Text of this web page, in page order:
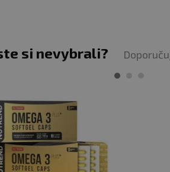
formu, která se snadno užívá
pachuť a nezpůsobuje reflux.
si nevybrali?